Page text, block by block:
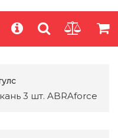
3 шт. ABRAforce